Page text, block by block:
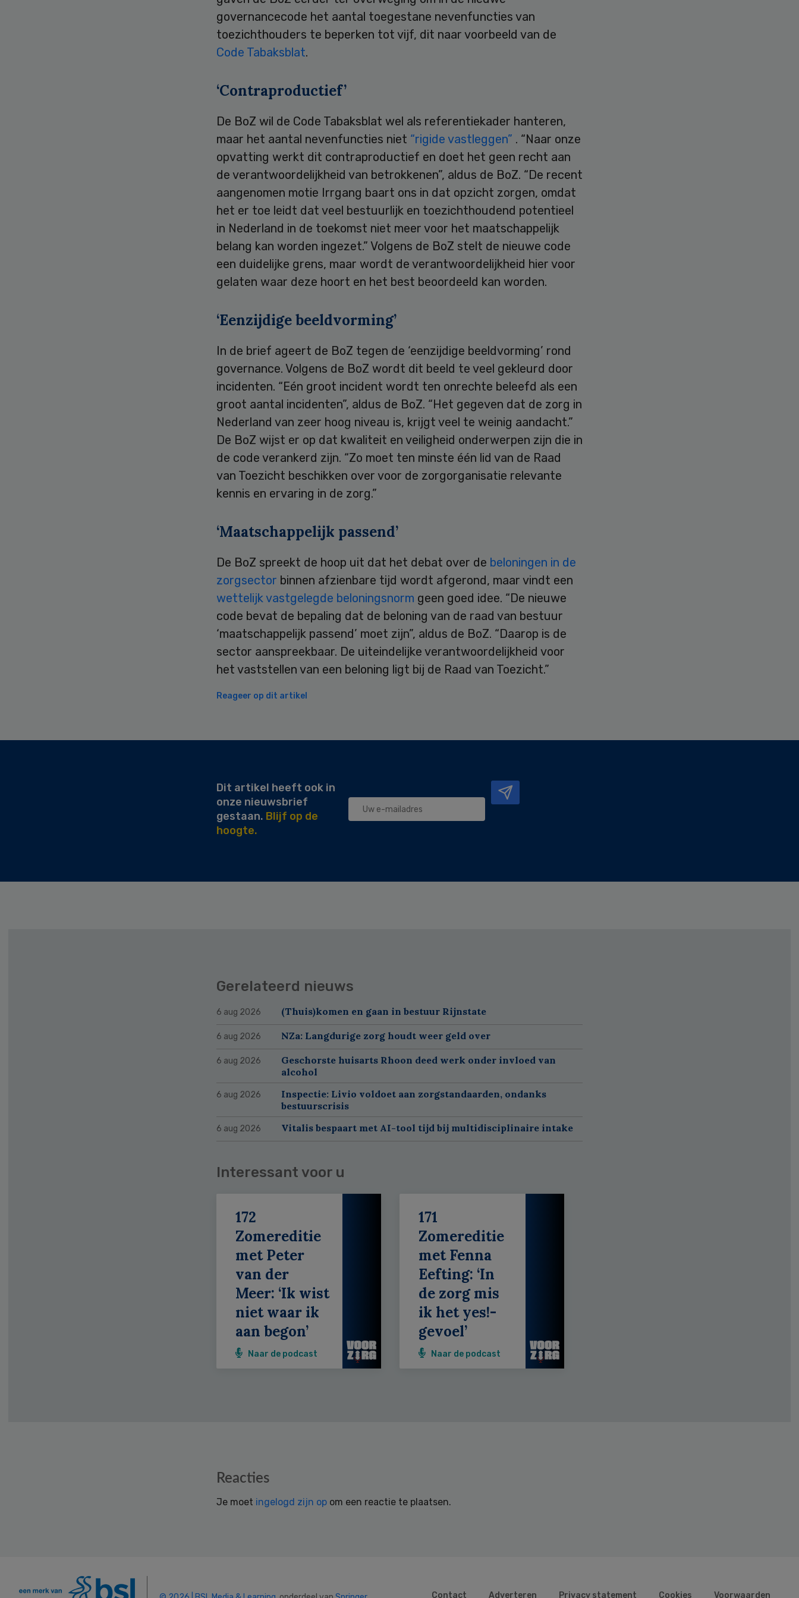
governancecode het aantal toegestane nevenfuncties van
toezichthouders te beperken tot vijf, dit naar voorbeeld van de
Code Tabaksblat.
‘Contraproductief’
De BoZ wil de Code Tabaksblat wel als referentiekader hanteren,
maar het aantal nevenfuncties niet “rigide vastleggen” . “Naar onze
opvatting werkt dit contraproductief en doet het geen recht aan
de verantwoordelijkheid van betrokkenen”, aldus de BoZ. “De recent
aangenomen motie Irrgang baart ons in dat opzicht zorgen, omdat
het er toe leidt dat veel bestuurlijk en toezichthoudend potentieel
in Nederland in de toekomst niet meer voor het maatschappelijk
belang kan worden ingezet.” Volgens de BoZ stelt de nieuwe code
een duidelijke grens, maar wordt de verantwoordelijkheid hier voor
gelaten waar deze hoort en het best beoordeeld kan worden.
‘Eenzijdige beeldvorming’
In de brief ageert de BoZ tegen de ‘eenzijdige beeldvorming’ rond
governance. Volgens de BoZ wordt dit beeld te veel gekleurd door
incidenten. “Eén groot incident wordt ten onrechte beleefd als een
groot aantal incidenten”, aldus de BoZ. “Het gegeven dat de zorg in
Nederland van zeer hoog niveau is, krijgt veel te weinig aandacht.”
De BoZ wijst er op dat kwaliteit en veiligheid onderwerpen zijn die in
de code verankerd zijn. “Zo moet ten minste één lid van de Raad
van Toezicht beschikken over voor de zorgorganisatie relevante
kennis en ervaring in de zorg.”
‘Maatschappelijk passend’
De BoZ spreekt de hoop uit dat het debat over de beloningen in de
zorgsector binnen afzienbare tijd wordt afgerond, maar vindt een
wettelijk vastgelegde beloningsnorm geen goed idee. “De nieuwe
code bevat de bepaling dat de beloning van de raad van bestuur
‘maatschappelijk passend’ moet zijn”, aldus de BoZ. “Daarop is de
sector aanspreekbaar. De uiteindelijke verantwoordelijkheid voor
het vaststellen van een beloning ligt bij de Raad van Toezicht.”
Reageer op dit artikel
Secondary
Dit artikel heeft ook in
onze nieuwsbrief
gestaan. Blijf op de
hoogte.
Gerelateerd nieuws
6 aug 2026 (Thuis)komen en gaan in bestuur Rijnstate
6 aug 2026 NZa: Langdurige zorg houdt weer geld over
6 aug 2026
Geschorste huisarts Rhoon deed werk onder invloed van
alcohol
6 aug 2026
Inspectie: Livio voldoet aan zorgstandaarden, ondanks
bestuurscrisis
6 aug 2026 Vitalis bespaart met AI-tool tijd bij multidisciplinaire intake
Interessant voor u
172
Zomereditie
met Peter
van der
Meer: ‘Ik wist
niet waar ik
aan begon’
Naar de podcast
171
Zomereditie
met Fenna
Eefting: ‘In
de zorg mis
ik het yes!-
gevoel’
Naar de podcast
Reacties
Je moet ingelogd zijn op om een reactie te plaatsen.
Contact Adverteren Privacy statement Cookies Voorwaarden